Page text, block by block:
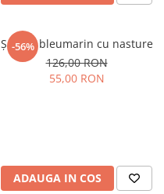
-56%
Șalvari bleumarin cu nasture
126,00 RON
55,00 RON
ADAUGA IN COS